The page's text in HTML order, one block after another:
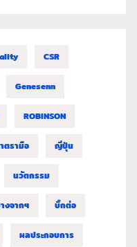
CSR
Genesenn
ROBINSON
ตรามือ ญี่ปุ่น
นวัตกรรม
งจากฯ บิ๊กต่อ
ผลประกอบการ